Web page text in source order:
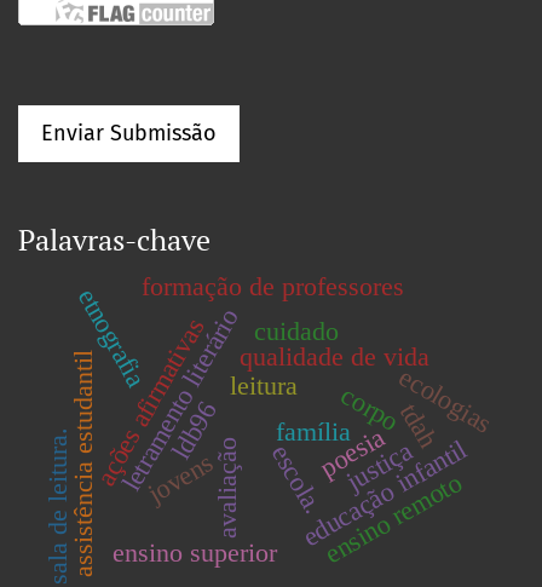
Enviar Submissão
Palavras-chave
jovens
família
escola.
leitura
letramento literário poesia
qualidade de vida
ações afirmativas
assistência estudantil educação infantil
ldb96
formação de professores
justiça
avaliação
etnografia
ensino remoto
ensino superior
tdah
cuidado
ecologias
sala de leitura.
corpo